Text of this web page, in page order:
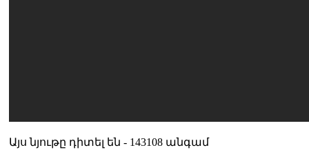
Այս նյութը դիտել են - 143108 անգամ